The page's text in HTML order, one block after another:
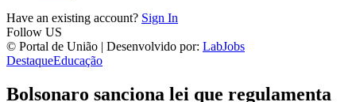
Have an existing account? Sign In
Follow US
© Portal de União | Desenvolvido por: LabJobs
DestaqueEducação
Bolsonaro sanciona lei que regulamenta